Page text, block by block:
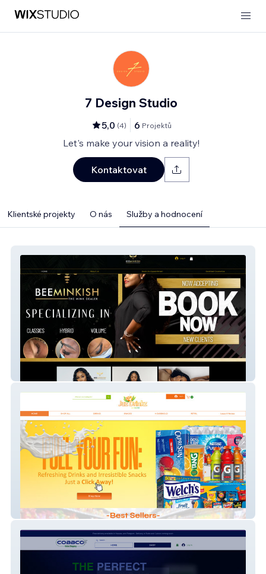
7 Design Studio
5,0 (4) 6 Projektů
Let's make your vision a reality!
Kontaktovat
Klientské projekty O nás Služby a hodnocení
Juzdrinkz